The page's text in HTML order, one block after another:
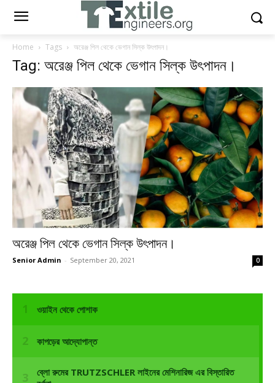
Home Tags অরেঞ্জ পিল থেকে ভেগান সিল্ক উৎপাদন।
Tag: অরেঞ্জ পিল থেকে ভেগান সিল্ক উৎপাদন।
অরেঞ্জ পিল থেকে ভেগান সিল্ক উৎপাদন।
Senior Admin - September 20, 2021 0